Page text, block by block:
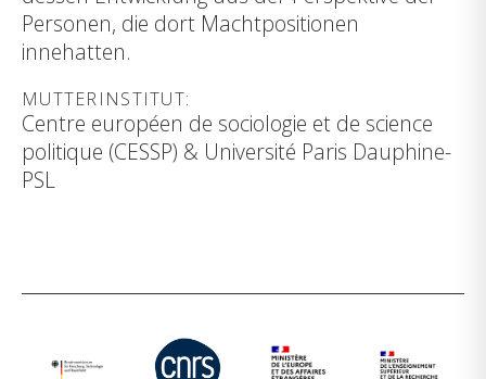
Personen, die dort Machtpositionen
innehatten.
MUTTERINSTITUT:
Centre européen de sociologie et de science
politique (CESSP) & Université Paris Dauphine-
PSL